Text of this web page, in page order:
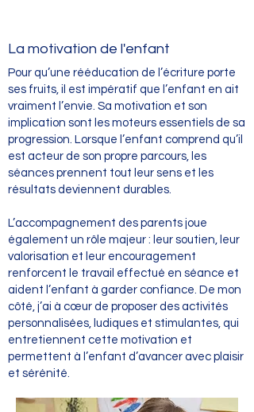
La motivation de l'enfant
Pour qu’une rééducation de l’écriture porte
ses fruits, il est impératif que l’enfant en ait
vraiment l’envie. Sa motivation et son
implication sont les moteurs essentiels de sa
progression. Lorsque l’enfant comprend qu’il
est acteur de son propre parcours, les
séances prennent tout leur sens et les
résultats deviennent durables.
L’accompagnement des parents joue
également un rôle majeur : leur soutien, leur
valorisation et leur encouragement
renforcent le travail effectué en séance et
aident l’enfant à garder confiance. De mon
côté, j’ai à cœur de proposer des activités
personnalisées, ludiques et stimulantes, qui
entretiennent cette motivation et
permettent à l’enfant d’avancer avec plaisir
et sérénité.